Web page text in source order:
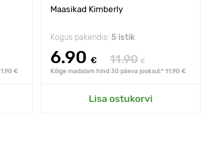
€
Maasikad Kimberly
Kogus pakendis: 5 istik
6.90 € 11.90 €
Kõige madalam hind 30 päeva jooksul:* 11.90 €
Lisa ostukorvi